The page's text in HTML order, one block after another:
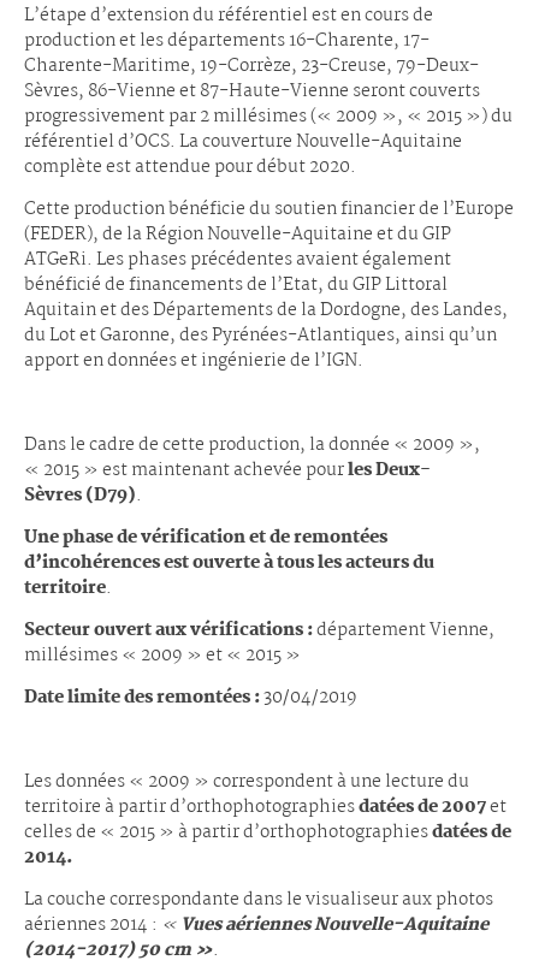
L’étape d’extension du référentiel est en cours de
production et les départements 16-Charente, 17-
Charente-Maritime, 19-Corrèze, 23-Creuse, 79-Deux-
Sèvres, 86-Vienne et 87-Haute-Vienne seront couverts
progressivement par 2 millésimes (« 2009 », « 2015 ») du
référentiel d’OCS. La couverture Nouvelle-Aquitaine
complète est attendue pour début 2020.
Cette production bénéficie du soutien financier de l’Europe
(FEDER), de la Région Nouvelle-Aquitaine et du GIP
ATGeRi. Les phases précédentes avaient également
bénéficié de financements de l’Etat, du GIP Littoral
Aquitain et des Départements de la Dordogne, des Landes,
du Lot et Garonne, des Pyrénées-Atlantiques, ainsi qu’un
apport en données et ingénierie de l’IGN.
Dans le cadre de cette production, la donnée « 2009 »,
« 2015 » est maintenant achevée pourles Deux-
Sèvres (D79).
Une phase de vérification et de remontées
d’incohérences est ouverte à tous les acteurs du
territoire.
Secteur ouvert aux vérifications :département Vienne,
millésimes « 2009 » et « 2015 »
Date limite des remontées :30/04/2019
Les données « 2009 » correspondent à une lecture du
territoire à partir d’orthophotographiesdatées de 2007et
celles de « 2015 » à partir d’orthophotographiesdatées de
2014.
La couche correspondante dans le visualiseur aux photos
aériennes 2014 : « Vues aériennes Nouvelle-Aquitaine
(2014-2017) 50 cm ».